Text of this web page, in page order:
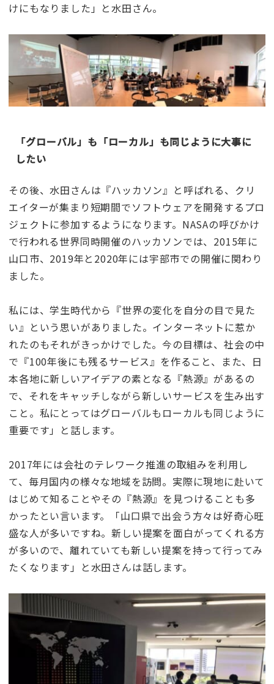
けにもなりました」と水田さん。
「グローバル」も「ローカル」も同じように大事に
したい
その後、水田さんは『ハッカソン』と呼ばれる、クリ
エイターが集まり短期間でソフトウェアを開発するプロ
ジェクトに参加するようになります。NASAの呼びかけ
で行われる世界同時開催のハッカソンでは、2015年に
山口市、2019年と2020年には宇部市での開催に関わり
ました。
私には、学生時代から『世界の変化を自分の目で見た
い』という思いがありました。インターネットに惹か
れたのもそれがきっかけでした。今の目標は、社会の中
で『100年後にも残るサービス』を作ること、また、日
本各地に新しいアイデアの素となる『熱源』があるの
で、それをキャッチしながら新しいサービスを生み出す
こと。私にとってはグローバルもローカルも同じように
重要です」と話します。
2017年には会社のテレワーク推進の取組みを利用し
て、毎月国内の様々な地域を訪問。実際に現地に赴いて
はじめて知ることやその『熱源』を見つけることも多
かったとい言います。「山口県で出会う方々は好奇心旺
盛な人が多いですね。新しい提案を面白がってくれる方
が多いので、離れていても新しい提案を持って行ってみ
たくなります」と水田さんは話します。